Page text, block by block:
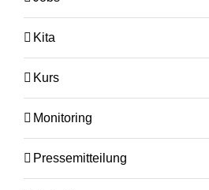
Kita
Kurs
Monitoring
Pressemitteilung